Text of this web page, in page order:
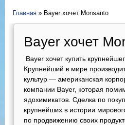
Главная » Bayer хочет Monsanto
Bayer хочет
Bayer хочет купить
Крупнейший в мире
культур — американская
компании Bayer, которая
ядохимикатов. Сделка по
крупнейших в истории
по продвижению своих